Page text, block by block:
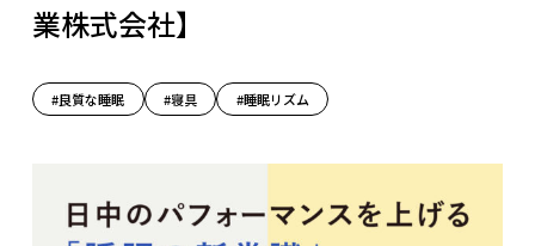
業株式会社】
#良質な睡眠 #寝具 #睡眠リズム